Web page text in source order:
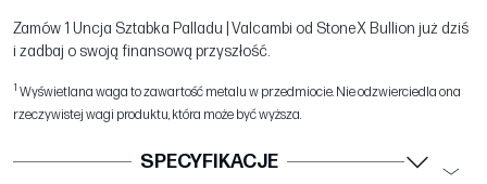
Zamów 1 Uncja Sztabka Palladu | Valcambi od StoneX Bullion już dziś
i zadbaj o swoją finansową przyszłość.
1 Wyświetlana waga to zawartość metalu w przedmiocie. Nie odzwierciedla ona
rzeczywistej wagi produktu, która może być wyższa.
SPECYFIKACJE